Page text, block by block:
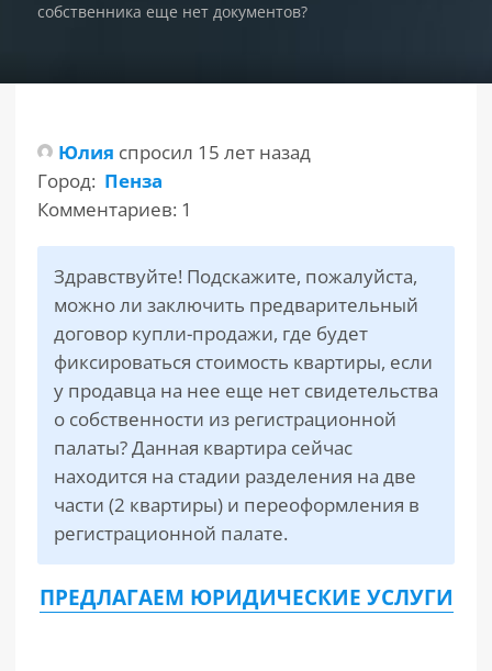
собственника еще нет документов?
Юлия спросил 15 лет назад
Город: Пенза
Комментариев: 1
Здравствуйте! Подскажите, пожалуйста,
можно ли заключить предварительный
договор купли-продажи, где будет
фиксироваться стоимость квартиры, если
у продавца на нее еще нет свидетельства
о собственности из регистрационной
палаты? Данная квартира сейчас
находится на стадии разделения на две
части (2 квартиры) и переоформления в
регистрационной палате.
ПРЕДЛАГАЕМ ЮРИДИЧЕСКИЕ УСЛУГИ